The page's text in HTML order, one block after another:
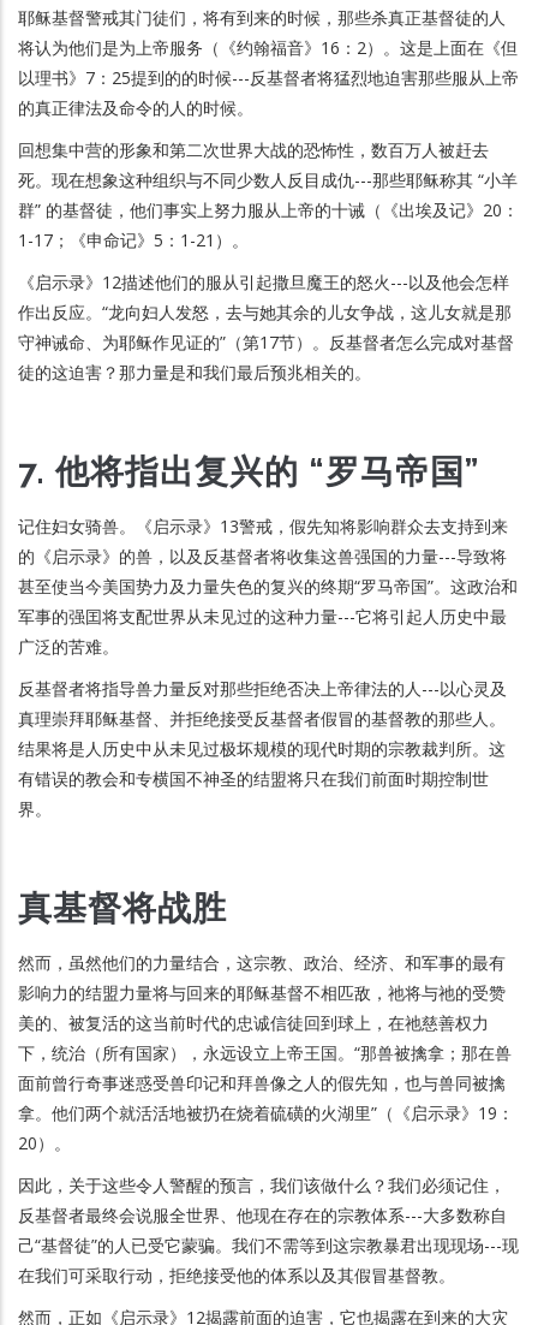
耶稣基督警戒其门徒们，将有到来的时候，那些杀真正基督徒的人
将认为他们是为上帝服务（《约翰福音》16：2）。这是上面在《但
以理书》7：25提到的的时候---反基督者将猛烈地迫害那些服从上帝
的真正律法及命令的人的时候。
回想集中营的形象和第二次世界大战的恐怖性，数百万人被赶去
死。现在想象这种组织与不同少数人反目成仇---那些耶稣称其 “小羊
群” 的基督徒，他们事实上努力服从上帝的十诫（《出埃及记》20：
1-17；《申命记》5：1-21）。
《启示录》12描述他们的服从引起撒旦魔王的怒火---以及他会怎样
作出反应。“龙向妇人发怒，去与她其余的儿女争战，这儿女就是那
守神诫命、为耶稣作见证的”（第17节）。反基督者怎么完成对基督
徒的这迫害？那力量是和我们最后预兆相关的。
7. 他将指出复兴的 “罗马帝国”
记住妇女骑兽。《启示录》13警戒，假先知将影响群众去支持到来
的《启示录》的兽，以及反基督者将收集这兽强国的力量---导致将
甚至使当今美国势力及力量失色的复兴的终期“罗马帝国”。这政治和
军事的强囯将支配世界从未见过的这种力量---它将引起人历史中最
广泛的苦难。
反基督者将指导兽力量反对那些拒绝否决上帝律法的人---以心灵及
真理崇拜耶稣基督、并拒绝接受反基督者假冒的基督教的那些人。
结果将是人历史中从未见过极坏规模的现代时期的宗教裁判所。这
有错误的教会和专横国不神圣的结盟将只在我们前面时期控制世
界。
真基督将战胜
然而，虽然他们的力量结合，这宗教、政治、经济、和军事的最有
影响力的结盟力量将与回来的耶稣基督不相匹敌，祂将与祂的受赞
美的、被复活的这当前时代的忠诚信徒回到球上，在祂慈善权力
下，统治（所有国家），永远设立上帝王国。“那兽被擒拿；那在兽
面前曾行奇事迷惑受兽印记和拜兽像之人的假先知，也与兽同被擒
拿。他们两个就活活地被扔在烧着硫磺的火湖里”（《启示录》19：
20）。
因此，关于这些令人警醒的预言，我们该做什么？我们必须记住，
反基督者最终会说服全世界、他现在存在的宗教体系---大多数称自
己“基督徒”的人已受它蒙骗。我们不需等到这宗教暴君出现现场---现
在我们可采取行动，拒绝接受他的体系以及其假冒基督教。
然而，正如《启示录》12揭露前面的迫害，它也揭露在到来的大灾